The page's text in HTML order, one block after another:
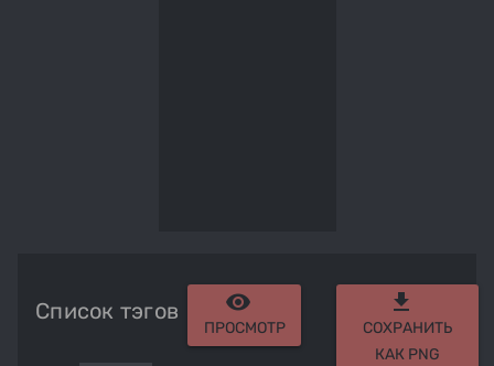
Список тэгов remove_red_eye
ПРОСМОТР
get_app
СОХРАНИТЬ
КАК PNG